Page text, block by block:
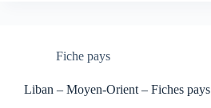
Fiche pays
Liban – Moyen-Orient – Fiches pays